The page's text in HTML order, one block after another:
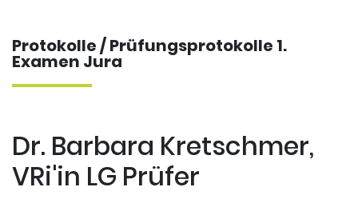
Protokolle / Prüfungsprotokolle 1.
Examen Jura
Dr. Barbara Kretschmer,
VRi'in LG Prüfer